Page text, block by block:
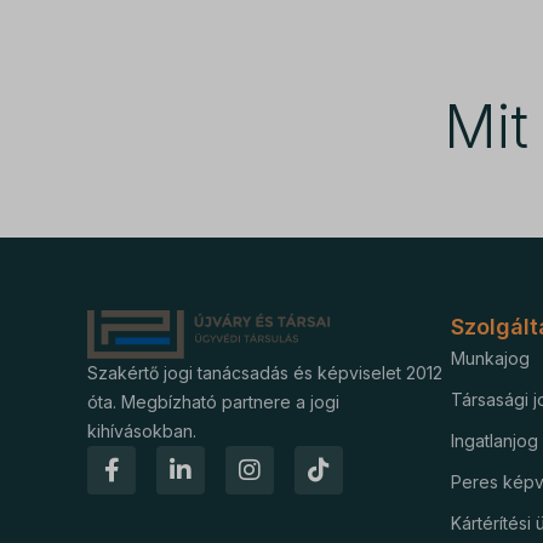
Szakértő jogi tanácsadás és képviselet 2012
óta. Megbízható partnere a jogi
kihívásokban.
Munkajog
Társasági
Ingatlanjog
Peres
Kártérítési
wp-
_fbp
Ez a
perf_*